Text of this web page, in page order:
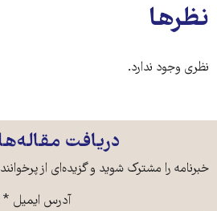
نظرها
نظری وجود ندارد.
دریافت
خبرنامه را مشترک شوید و گزیده‌ای از
آدرس ایمیل *